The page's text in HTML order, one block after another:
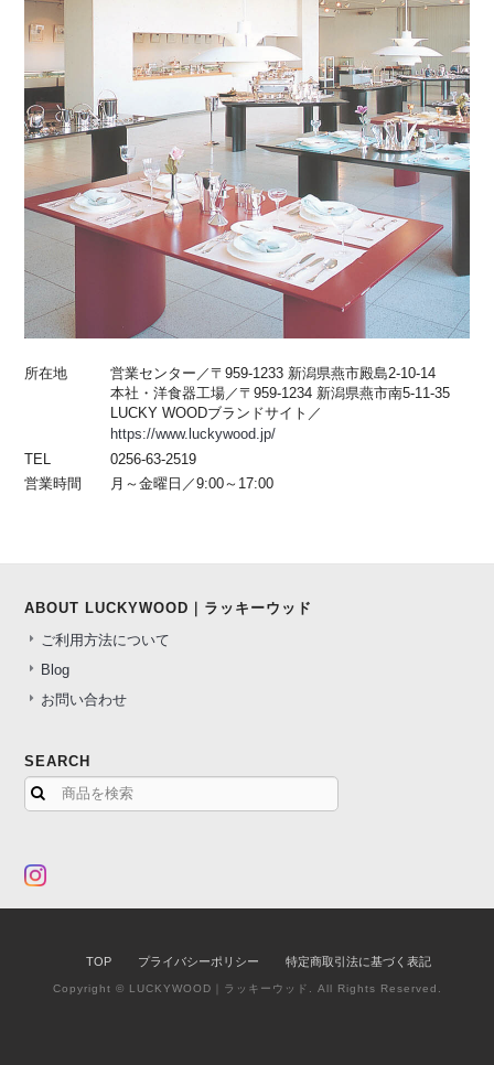
所在地
営業センター／〒959-1233 新潟県燕市殿島2-10-14
本社・洋食器工場／〒959-1234 新潟県燕市南5-11-35
LUCKY WOODブランドサイト／
https://www.luckywood.jp/
TEL
0256-63-2519
営業時間
月～金曜日／9:00～17:00
ABOUT LUCKYWOOD｜ラッキーウッド
ご利用方法について
Blog
お問い合わせ
SEARCH
TOP プライバシーポリシー 特定商取引法に基づく表記
Copyright © LUCKYWOOD｜ラッキーウッド. All Rights Reserved.